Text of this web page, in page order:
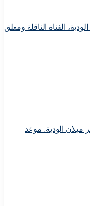
القناة الناقلة ومعلق
ميلان الودية، موعد